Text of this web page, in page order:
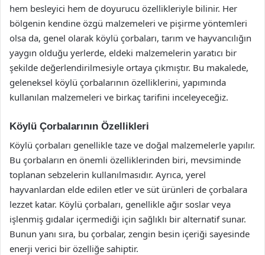
hem besleyici hem de doyurucu özellikleriyle bilinir. Her
bölgenin kendine özgü malzemeleri ve pişirme yöntemleri
olsa da, genel olarak köylü çorbaları, tarım ve hayvancılığın
yaygın olduğu yerlerde, eldeki malzemelerin yaratıcı bir
şekilde değerlendirilmesiyle ortaya çıkmıştır. Bu makalede,
geleneksel köylü çorbalarının özelliklerini, yapımında
kullanılan malzemeleri ve birkaç tarifini inceleyeceğiz.
Köylü Çorbalarının Özellikleri
Köylü çorbaları genellikle taze ve doğal malzemelerle yapılır.
Bu çorbaların en önemli özelliklerinden biri, mevsiminde
toplanan sebzelerin kullanılmasıdır. Ayrıca, yerel
hayvanlardan elde edilen etler ve süt ürünleri de çorbalara
lezzet katar. Köylü çorbaları, genellikle ağır soslar veya
işlenmiş gıdalar içermediği için sağlıklı bir alternatif sunar.
Bunun yanı sıra, bu çorbalar, zengin besin içeriği sayesinde
enerji verici bir özelliğe sahiptir.